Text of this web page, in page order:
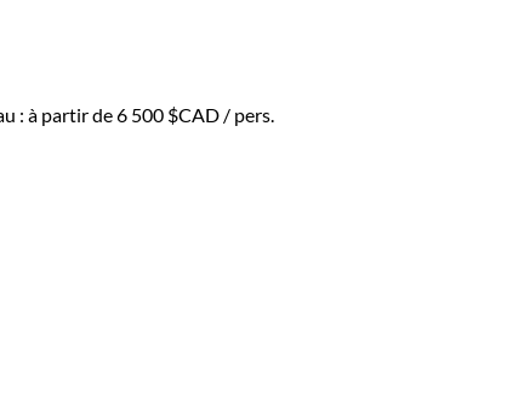
: à partir de6 500 $CAD / pers.